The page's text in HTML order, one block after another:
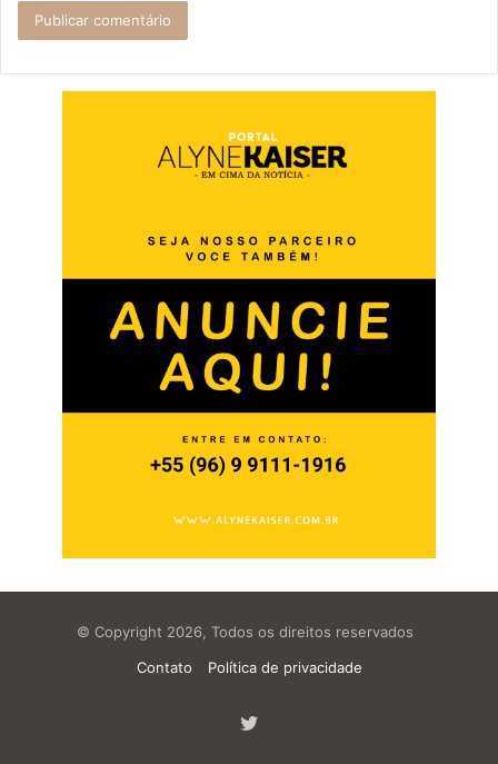
© Copyright 2026, Todos os direitos reservados
Contato
Política de privacidade
Twitter